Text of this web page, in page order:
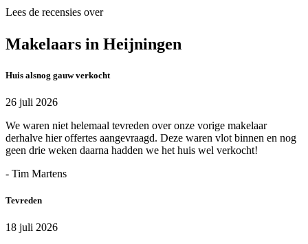
Lees de recensies over
Makelaars in Heijningen
Huis alsnog gauw verkocht
26 juli 2026
We waren niet helemaal tevreden over onze vorige makelaar
derhalve hier offertes aangevraagd. Deze waren vlot binnen en nog
geen drie weken daarna hadden we het huis wel verkocht!
- Tim Martens
Tevreden
18 juli 2026